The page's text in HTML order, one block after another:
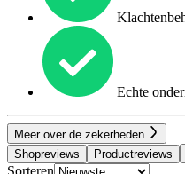
Echte
Meer over de zekerheden
Shopreviews
Productreviews
Sorteren